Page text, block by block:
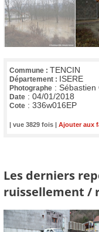
Commune : TENCIN
Département : ISERE
Photographe : Sébastien
Date : 04/01/2018
Cote : 336w016EP
| vue 3829 fois | Ajouter aux
Les derniers
ruissellement /